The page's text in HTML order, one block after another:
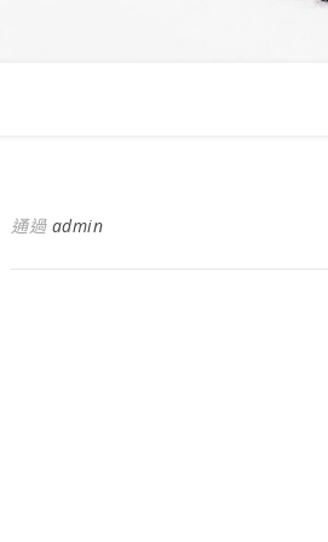
通過 admin